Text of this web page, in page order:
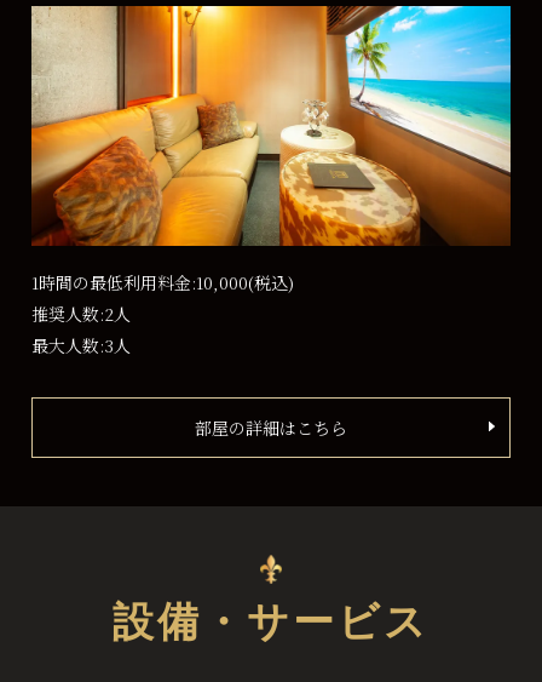
1時間の最低利用料金:10,000(税込)
推奨人数:2人
最大人数:3人
部屋の詳細はこちら
設備・サービス